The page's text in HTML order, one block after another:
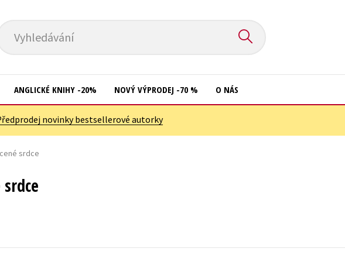
Vyhledávání
Kuchařky
ANGLICKÉ KNIHY -20% NOVÝ VÝPRODEJ -70 % O NÁS
novinky bestsellerové autorky
srdce